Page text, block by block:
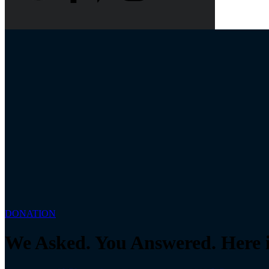
DONATION
We Asked. You Answered.